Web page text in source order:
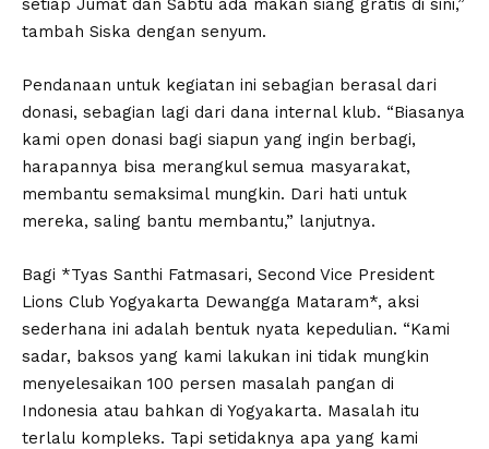
tambah Siska dengan senyum.
Pendanaan untuk kegiatan ini sebagian berasal dari
donasi, sebagian lagi dari dana internal klub. “Biasanya
kami open donasi bagi siapun yang ingin berbagi,
harapannya bisa merangkul semua masyarakat,
membantu semaksimal mungkin. Dari hati untuk
mereka, saling bantu membantu,” lanjutnya.
Bagi *Tyas Santhi Fatmasari, Second Vice President
Lions Club Yogyakarta Dewangga Mataram*, aksi
sederhana ini adalah bentuk nyata kepedulian. “Kami
sadar, baksos yang kami lakukan ini tidak mungkin
menyelesaikan 100 persen masalah pangan di
Indonesia atau bahkan di Yogyakarta. Masalah itu
terlalu kompleks. Tapi setidaknya apa yang kami